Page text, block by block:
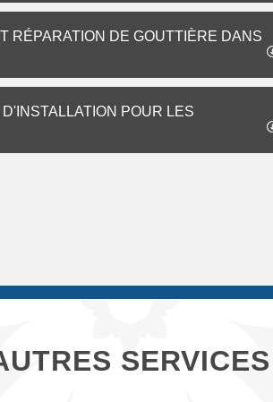
RÉPARATION DE GOUTTIÈRE DANS
POUR LES
SERVICES